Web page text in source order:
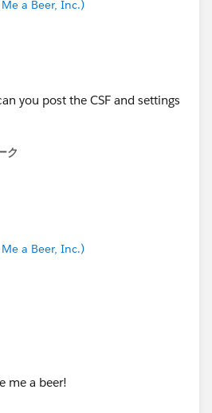
a Beer, Inc.)
you post the CSF and settings
ク
a Beer, Inc.)
me a beer!